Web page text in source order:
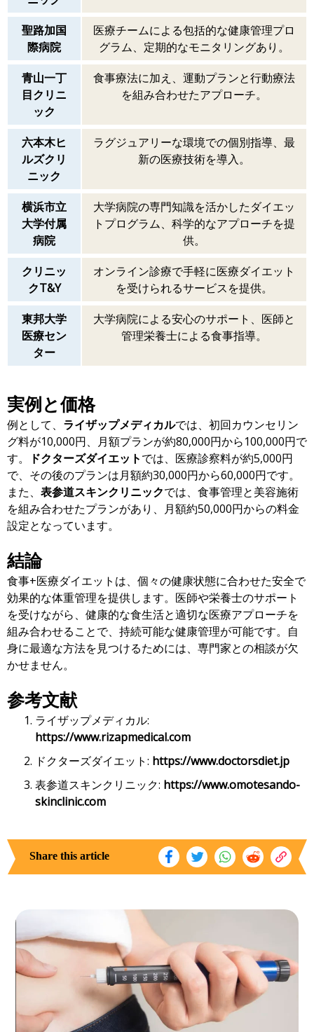
聖路加国
際病院
医療チームによる包括的な健康管理プロ
グラム、定期的なモニタリングあり。
青山一丁
目クリニ
ック
食事療法に加え、運動プランと行動療法
を組み合わせたアプローチ。
六本木ヒ
ルズクリ
ニック
ラグジュアリーな環境での個別指導、最
新の医療技術を導入。
横浜市立
大学付属
病院
大学病院の専門知識を活かしたダイエッ
トプログラム、科学的なアプローチを提
供。
クリニッ
クT&Y
オンライン診療で手軽に医療ダイエット
を受けられるサービスを提供。
東邦大学
医療セン
ター
大学病院による安心のサポート、医師と
管理栄養士による食事指導。
実例と価格
例として、 ライザップメディカルでは、初回カウンセリン
グ料が10,000円、月額プランが約80,000円から100,000円で
す。
ドクターズダイエットでは、医療診察料が約5,000円
で、その後のプランは月額約30,000円から60,000円です。
また、 表参道スキンクリニックでは、食事管理と美容施術
を組み合わせたプランがあり、月額約50,000円からの料金
設定となっています。
結論
食事+医療ダイエットは、個々の健康状態に合わせた安全で
効果的な体重管理を提供します。医師や栄養士のサポート
を受けながら、健康的な食生活と適切な医療アプローチを
組み合わせることで、持続可能な健康管理が可能です。自
身に最適な方法を見つけるためには、専門家との相談が欠
かせません。
参考文献
ライザップメディカル:
https://www.rizapmedical.com
ドクターズダイエット: https://www.doctorsdiet.jp
表参道スキンクリニック: https://www.omotesando-
skinclinic.com
Share this article